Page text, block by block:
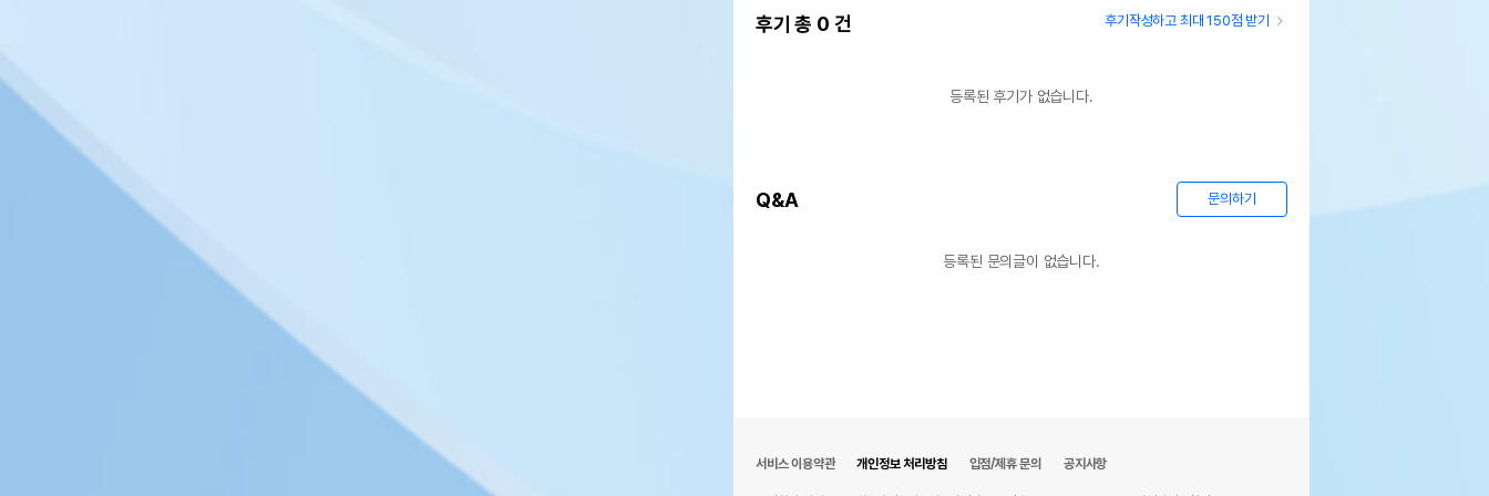
후기 총 0 건 후기작성하고 최대 150점 받기
등록된 후기가 없습니다.
Q&A 문의하기
등록된 문의글이 없습니다.
서비스 이용약관 개인정보 처리방침 입점/제휴 문의 공지사항